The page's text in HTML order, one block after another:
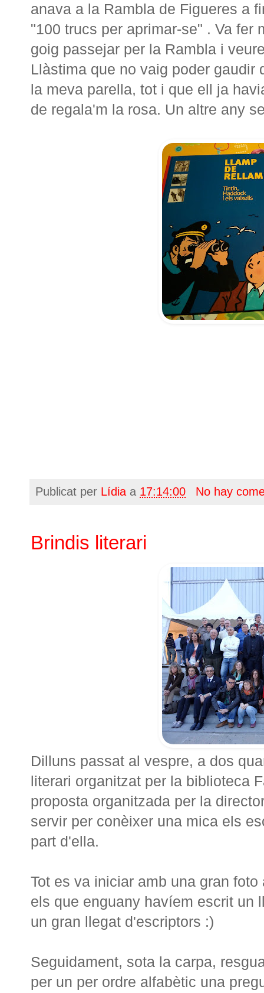
anava a la Rambla de Figueres a
"100 trucs per aprimar-se" . Va fer
goig passejar per la Rambla i
Llàstima que no vaig poder gaudir
la meva parella, tot i que ell ja
de regala'm la rosa. Un altre any
Publicat per Lídia a 17:14:00 No hay
Brindis literari
Dilluns passat al vespre, a dos
literari organitzat per la biblioteca
proposta organitzada per la
servir per conèixer una mica els
part d'ella.
Tot es va iniciar amb una gran
els que enguany havíem escrit un
un gran llegat d'escriptors :)
Seguidament, sota la carpa,
per un per ordre alfabètic una